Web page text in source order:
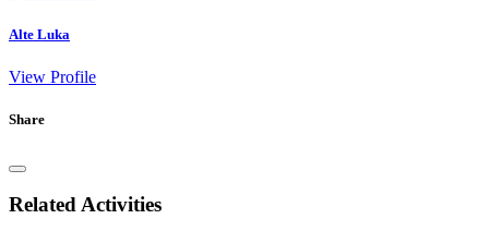
Alte Luka
View Profile
Share
Related Activities